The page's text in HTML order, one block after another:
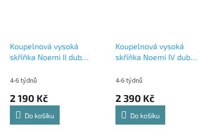
Koupelnová vysoká
skříňka Noemi II dub
4-6 týdnů
2 190 Kč
Do košíku
Koupelnová vysoká
skříňka Noemi IV dub
4-6 týdnů
2 390 Kč
Do košíku